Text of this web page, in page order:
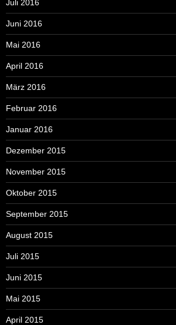
Juli 2016
Juni 2016
Mai 2016
April 2016
März 2016
Februar 2016
Januar 2016
Dezember 2015
November 2015
Oktober 2015
September 2015
August 2015
Juli 2015
Juni 2015
Mai 2015
April 2015